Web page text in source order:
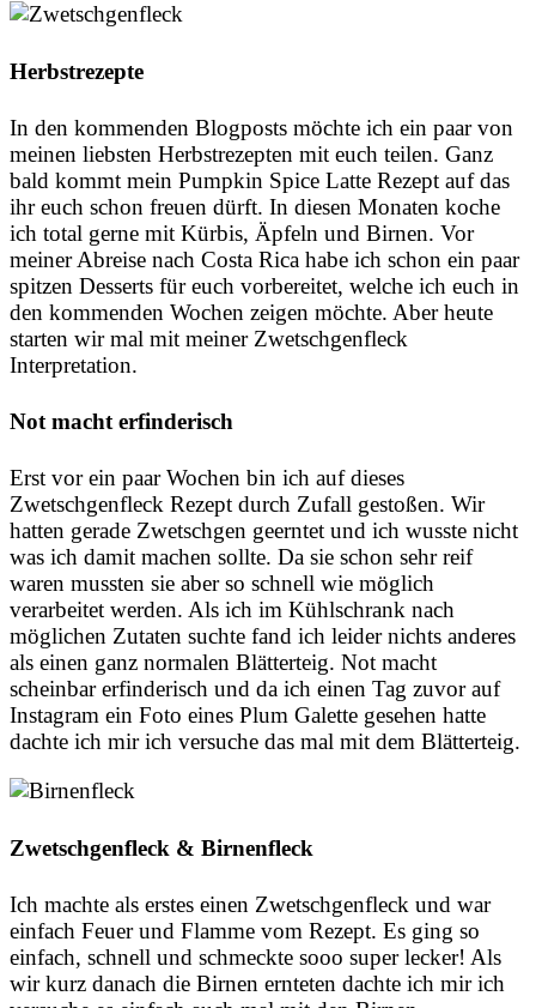
Herbstrezepte
In den kommenden Blogposts möchte ich ein paar von
meinen liebsten Herbstrezepten mit euch teilen. Ganz
bald kommt mein Pumpkin Spice Latte Rezept auf das
ihr euch schon freuen dürft. In diesen Monaten koche
ich total gerne mit Kürbis, Äpfeln und Birnen. Vor
meiner Abreise nach Costa Rica habe ich schon ein paar
spitzen Desserts für euch vorbereitet, welche ich euch in
den kommenden Wochen zeigen möchte. Aber heute
starten wir mal mit meiner Zwetschgenfleck
Interpretation.
Not macht erfinderisch
Erst vor ein paar Wochen bin ich auf dieses
Zwetschgenfleck Rezept durch Zufall gestoßen. Wir
hatten gerade Zwetschgen geerntet und ich wusste nicht
was ich damit machen sollte. Da sie schon sehr reif
waren mussten sie aber so schnell wie möglich
verarbeitet werden. Als ich im Kühlschrank nach
möglichen Zutaten suchte fand ich leider nichts anderes
als einen ganz normalen Blätterteig. Not macht
scheinbar erfinderisch und da ich einen Tag zuvor auf
Instagram ein Foto eines Plum Galette gesehen hatte
dachte ich mir ich versuche das mal mit dem Blätterteig.
Zwetschgenfleck & Birnenfleck
Ich machte als erstes einen Zwetschgenfleck und war
einfach Feuer und Flamme vom Rezept. Es ging so
einfach, schnell und schmeckte sooo super lecker! Als
wir kurz danach die Birnen ernteten dachte ich mir ich